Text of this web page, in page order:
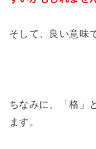
そして、良い意味
ちなみに、「格」
ます。